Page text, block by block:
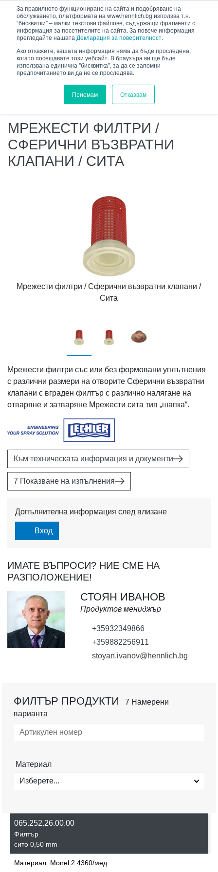
За правилното функциониране на сайта и подобряване на
обслужването, платформата на www.hennlich.bg използва т.н.
“бисквитки” – малки текстови файлове, съдържащи фрагменти с
информация за посетителите на сайта. За повече информация
прегледайте нашата Декларация за поверителност.
Ако откажете, вашата информация няма да бъде проследена,
когато посещавате този уебсайт. В браузъра ви ще бъде
използвана единична "бисквитка", за да се запомни
предпочитанието ви да не се проследява.
Приемам Отказвам
съдържание
HENNLICH.BG ПРОДУКТИ
ФЛУИДНА ТЕХНИКА
ПРЕЦИЗНИ ДЮЗИ
ПРИНАДЛЕЖНОСТИ ЗА ДЮЗИ
МРЕЖЕСТИ ФИЛТРИ / СФЕРИЧНИ ВЪЗВРАТНИ
МРЕЖЕСТИ ФИЛТРИ /
СФЕРИЧНИ ВЪЗВРАТНИ
КЛАПАНИ / СИТА
Мрежести филтри / Сферични възвратни клапани /
Сита
Мрежести филтри със или без формовани уплътнения
с различни размери на отворите Сферични възвратни
клапани с вграден филтър с различно налягане на
отваряне и затваряне Мрежести сита тип „шапка“.
Към техническата информация и документи
7 Показване на изпълнения
Допълнителна информация след влизане
Вход
ИМАТЕ ВЪПРОСИ? НИЕ СМЕ НА
РАЗПОЛОЖЕНИЕ!
СТОЯН ИВАНОВ
Продуктов мениджър
+35932349866
+359882256911
stoyan.ivanov@hennlich.bg
ФИЛТЪР ПРОДУКТИ
7 Намерени
варианта
Материал
Изберете...
065.252.26.00.00
Филтър
сито 0,50 mm
Материал: Monel 2.4360/мед